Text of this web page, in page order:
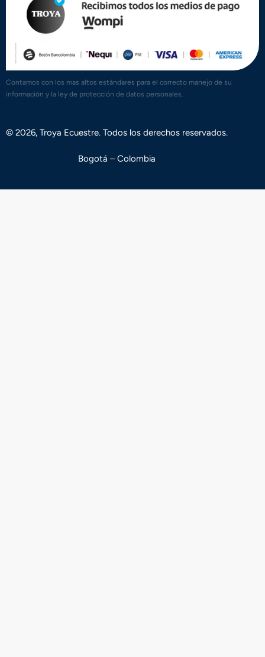
Contamos con los mas altos estándares para el correcto manejo de su
información y la ley de protección de datos personales.
© 2026, Troya Ecuestre. Todos los derechos reservados.
Bogotá – Colombia